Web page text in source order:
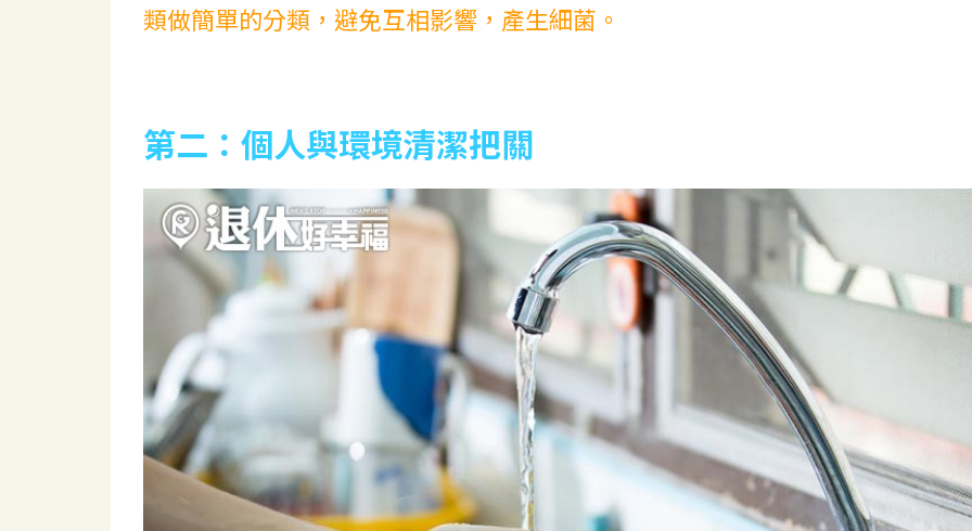
類做簡單的分類，避免互相影響，產生細菌。
第二：個人與環境清潔把關